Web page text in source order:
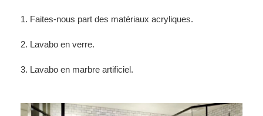
1. Faites-nous part des matériaux acryliques.
2. Lavabo en verre.
3. Lavabo en marbre artificiel.